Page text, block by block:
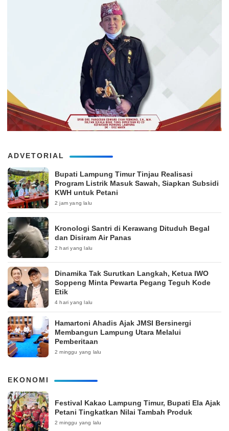
ADVETORIAL
Bupati Lampung Timur Tinjau Realisasi
Program Listrik Masuk Sawah, Siapkan Subsidi
KWH untuk Petani
2 jam yang lalu
Kronologi Santri di Kerawang Dituduh Begal
dan Disiram Air Panas
2 hari yang lalu
Dinamika Tak Surutkan Langkah, Ketua IWO
Soppeng Minta Pewarta Pegang Teguh Kode
Etik
4 hari yang lalu
Hamartoni Ahadis Ajak JMSI Bersinergi
Membangun Lampung Utara Melalui
Pemberitaan
2 minggu yang lalu
EKONOMI
‎Festival Kakao Lampung Timur, Bupati Ela Ajak
Petani Tingkatkan Nilai Tambah Produk
2 minggu yang lalu